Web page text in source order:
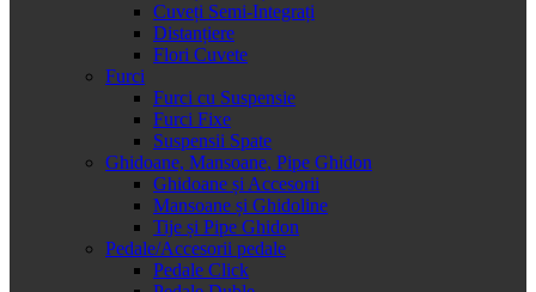
Cuveți Semi-Integrați
Distanțiere
Flori Cuvete
Furci
Furci cu Suspensie
Furci Fixe
Suspensii Spate
Ghidoane, Mansoane, Pipe Ghidon
Ghidoane și Accesorii
Mansoane și Ghidoline
Tije și Pipe Ghidon
Pedale/Accesorii pedale
Pedale Click